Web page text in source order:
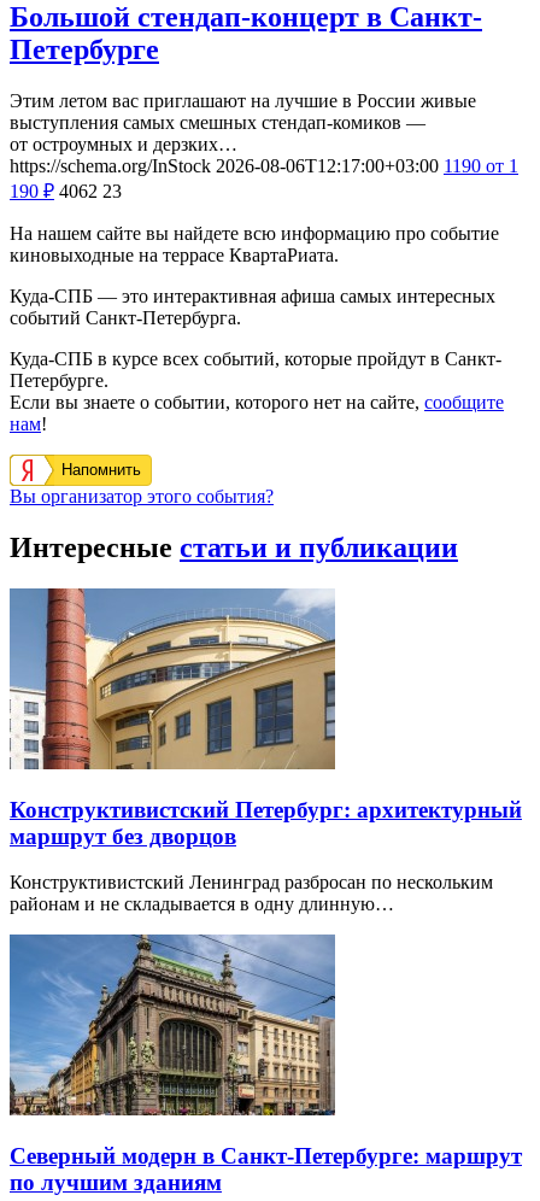
Большой стендап-концерт в Санкт-
Петербурге
Этим летом вас приглашают на лучшие в России живые
выступления самых смешных стендап-комиков —
от остроумных и дерзких…
https://schema.org/InStock 2026-08-06T12:17:00+03:00 1190 от 1
190 ₽ 4062 23
На нашем сайте вы найдете всю информацию про событие
киновыходные на террасе КвартаРиата.
Куда-СПБ — это интерактивная афиша самых интересных
событий Санкт-Петербурга.
Куда-СПБ в курсе всех событий, которые пройдут в Санкт-
Петербурге.
Если вы знаете о событии, которого нет на сайте, сообщите
нам!
Напомнить
Вы организатор этого события?
Интересные статьи и публикации
Конструктивистский Петербург: архитектурный
маршрут без дворцов
Конструктивистский Ленинград разбросан по нескольким
районам и не складывается в одну длинную…
Северный модерн в Санкт-Петербурге: маршрут
по лучшим зданиям